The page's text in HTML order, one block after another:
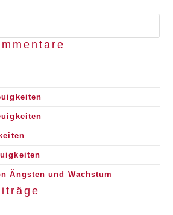
Ängsten und Wachstum